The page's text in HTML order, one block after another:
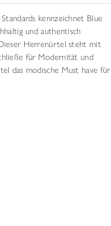
kennzeichnet Blue
und authentisch
Herrenürtel steht mit
für Modernität und
das modische Must have für